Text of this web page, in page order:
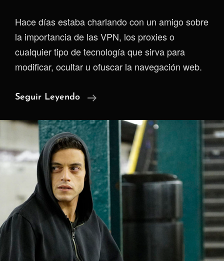
Hace días estaba charlando con un amigo sobre
la importancia de las VPN, los proxies o
cualquier tipo de tecnología que sirva para
modificar, ocultar u ofuscar la navegación web.
Seguir Leyendo
Spur
El
Cazador
De
Las
VPNs